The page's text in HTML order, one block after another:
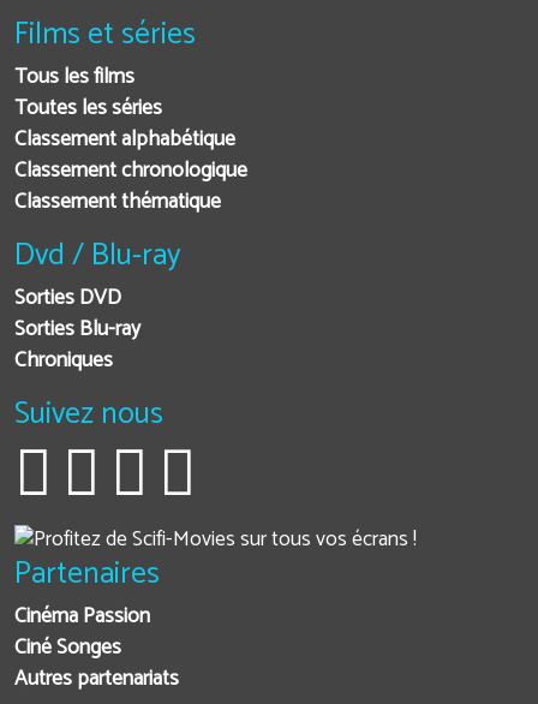
Films et séries
Tous les films
Toutes les séries
Classement alphabétique
Classement chronologique
Classement thématique
Dvd / Blu-ray
Sorties DVD
Sorties Blu-ray
Chroniques
Suivez nous
Partenaires
Cinéma Passion
Ciné Songes
Autres partenariats